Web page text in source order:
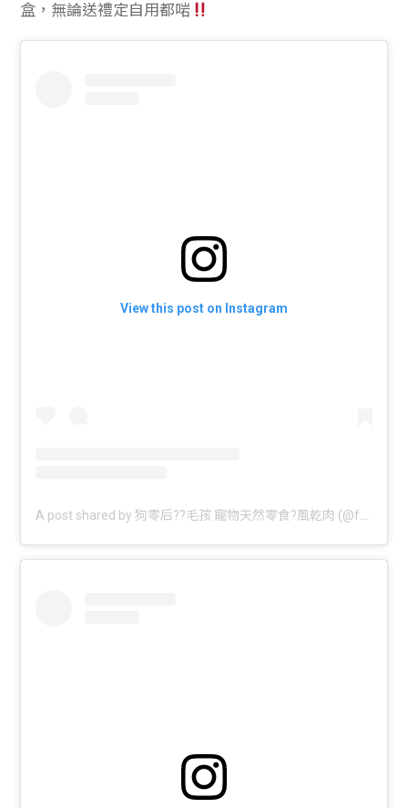
盒，無論送禮定自用都啱
View this post on Instagram